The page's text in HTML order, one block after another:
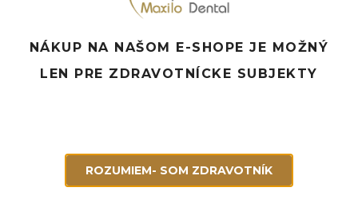
NÁKUP NA NAŠOM E-SHOPE JE MOŽNÝ
LEN PRE ZDRAVOTNÍCKE SUBJEKTY
ROZUMIEM- SOM ZDRAVOTNÍK